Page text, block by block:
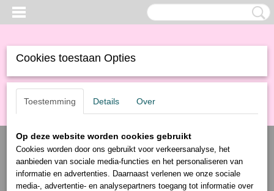
Cookies toestaan Opties
Toestemming Details Over
Op deze website worden cookies gebruikt
Cookies worden door ons gebruikt voor verkeersanalyse, het
aanbieden van sociale media-functies en het personaliseren van
informatie en advertenties. Daarnaast verlenen we onze sociale
media-, advertentie- en analysepartners toegang tot informatie over